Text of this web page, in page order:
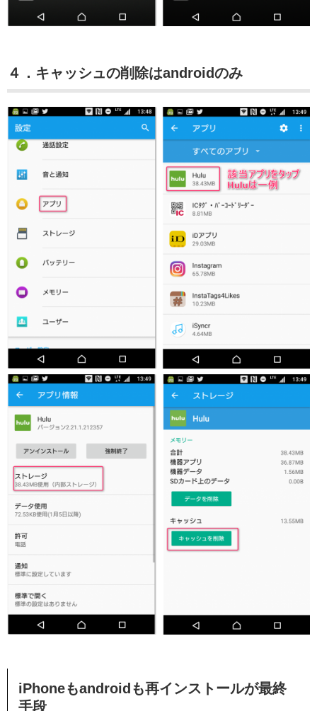
４．キャッシュの削除はandroidのみ
iPhoneもandroidも再インストールが最終
手段